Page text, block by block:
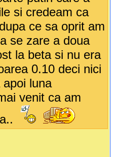
si credeam ca
ce sa oprit am
se zare a doua
la beta si nu era
0.10 deci nici
luna
venit ca am